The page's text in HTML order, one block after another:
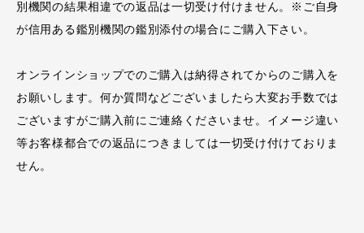
別機関の結果相違での返品は一切受け付けません。※ご自身
が信用ある鑑別機関の鑑別添付の場合にご購入下さい。
オンラインショップでのご購入は納得されてからのご購入を
お願いします。何か質問などございましたら大変お手数では
ございますがご購入前にご連絡くださいませ。イメージ違い
等お客様都合での返品につきましては一切受け付けておりま
せん。